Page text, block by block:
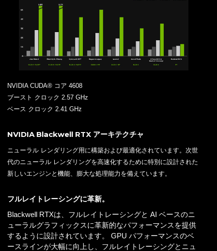
NVIDIA CUDA® コア 4608
ブースト クロック 2.57 GHz
ベース クロック 2.41 GHz
NVIDIA Blackwell RTX アーキテクチャ
ニューラル レンダリング用に構築および最適化されています。次世
代のニューラル レンダリングを高速化するために特別に設計された
新しいエンジンと機能、膨大な処理能力を備えています。
フルレイトレーシングに革新。
Blackwell RTXは、フルレイトレーシングと AI ベースのニ
ューラルグラフィックスに革新的なパフォーマンスを提供
するように設計されています。 GPU パフォーマンスのベ
ースラインが大幅に向上し、フルレイトレーシングとニュ